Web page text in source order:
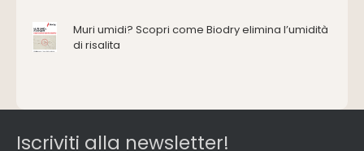
Impianti idrici e depurazione
Impianti termici e climatizzazione
Materiali da costruzione
Pannelli
Muri umidi? Scopri come Biodry elimina l’umidità
di risalita
Iscriviti alla newsletter!